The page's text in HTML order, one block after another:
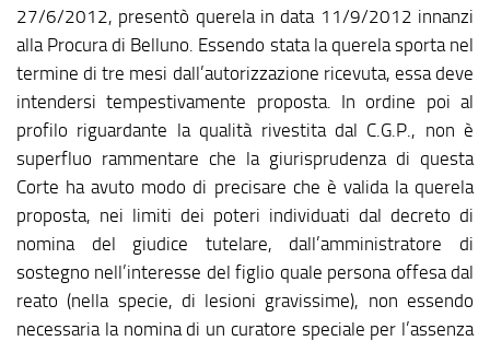
27/6/2012, presentò querela in data 11/9/2012 innanzi
alla Procura di Belluno. Essendo stata la querela sporta nel
termine di tre mesi dall’autorizzazione ricevuta, essa deve
intendersi tempestivamente proposta. In ordine poi al
profilo riguardante la qualità rivestita dal C.G.P., non è
superfluo rammentare che la giurisprudenza di questa
Corte ha avuto modo di precisare che è valida la querela
proposta, nei limiti dei poteri individuati dal decreto di
nomina del giudice tutelare, dall’amministratore di
sostegno nell’interesse del figlio quale persona offesa dal
reato (nella specie, di lesioni gravissime), non essendo
necessaria la nomina di un curatore speciale per l’assenza